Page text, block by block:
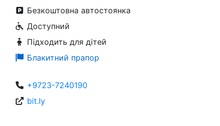
Безкоштовна автостоянка
Доступний
Підходить для дітей
Блакитний прапор
+9723-7240190
bit.ly